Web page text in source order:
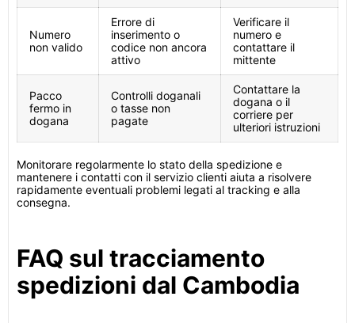
Numero
non valido
Errore di
inserimento o
codice non ancora
attivo
Verificare il
numero e
contattare il
mittente
Pacco
fermo in
dogana
Controlli doganali
o tasse non
pagate
Contattare la
dogana o il
corriere per
ulteriori istruzioni
Monitorare regolarmente lo stato della spedizione e
mantenere i contatti con il servizio clienti aiuta a risolvere
rapidamente eventuali problemi legati al tracking e alla
consegna.
FAQ sul tracciamento
spedizioni dal Cambodia